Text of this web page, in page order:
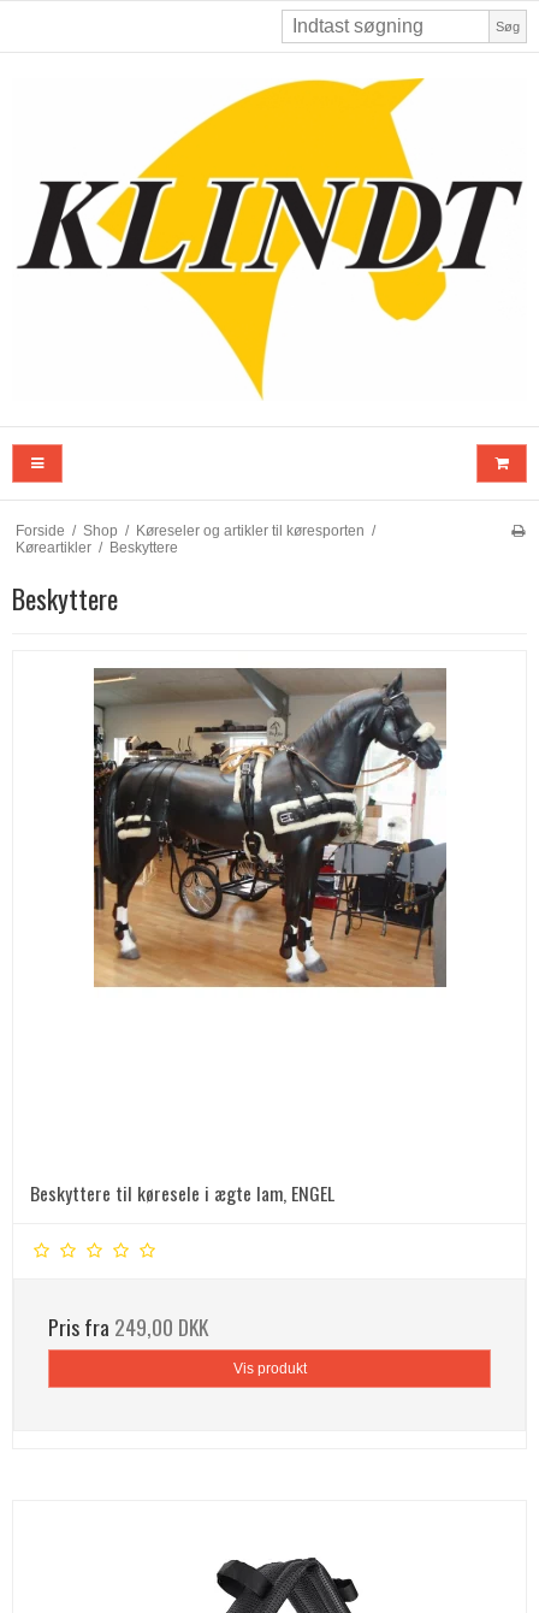
Søg
Forside / Shop / Køreseler og artikler til køresporten /
Køreartikler / Beskyttere
Beskyttere
Beskyttere til køresele i ægte lam, ENGEL
Pris fra 249,00 DKK
Vis produkt